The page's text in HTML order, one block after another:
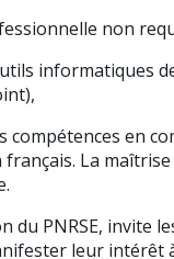
non
informatiques
compétences en
La
du PNRSE, invite
leur intérêt